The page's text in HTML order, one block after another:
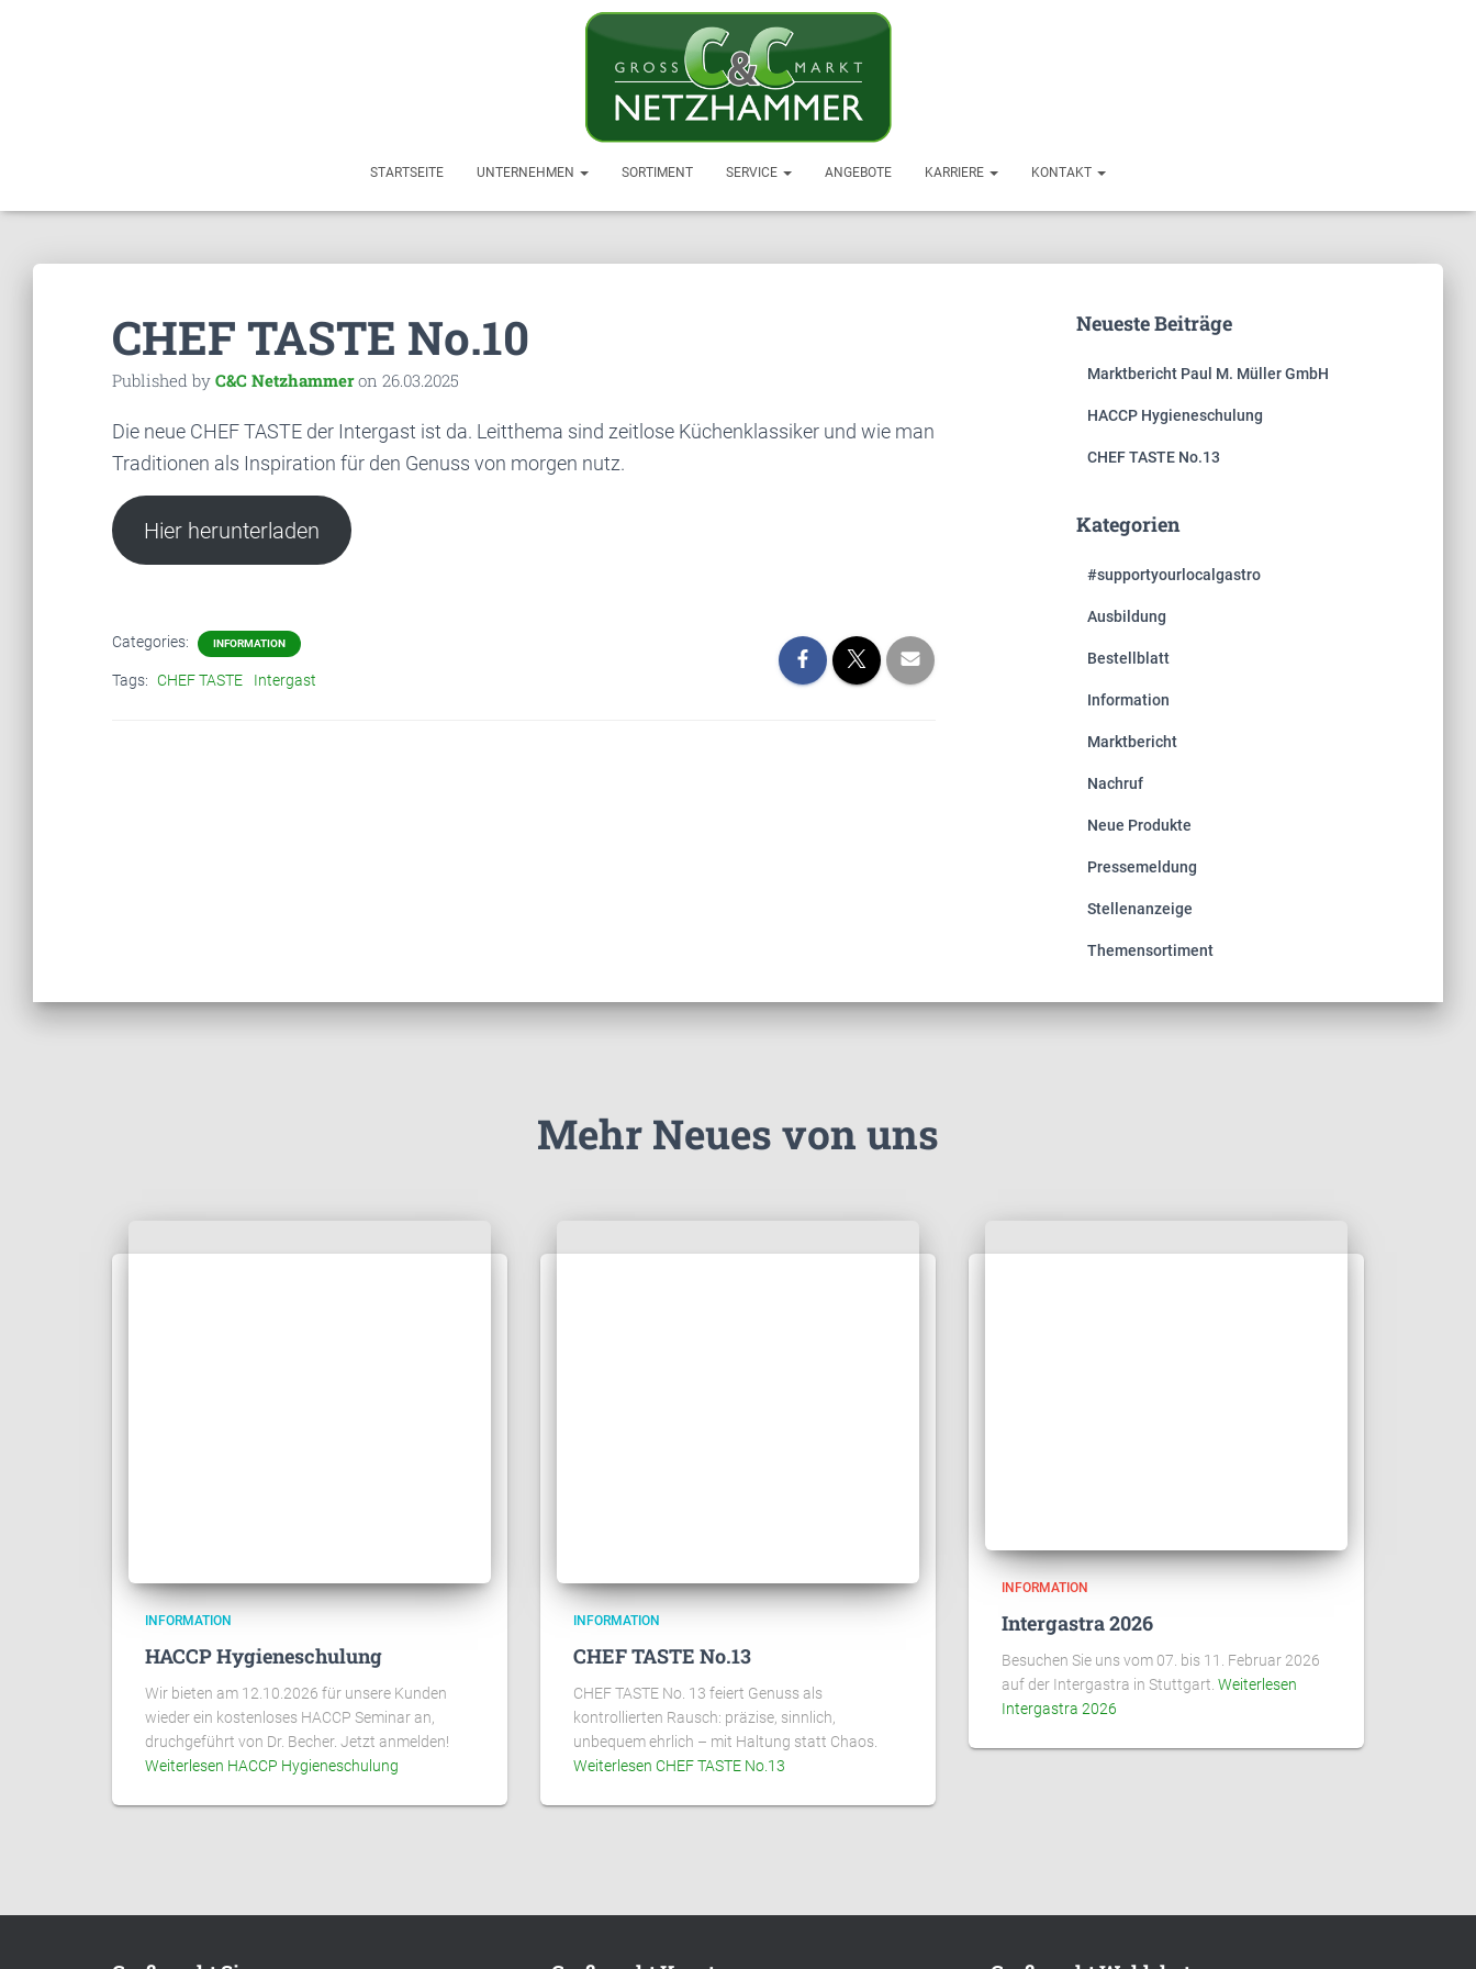
STARTSEITE UNTERNEHMEN SORTIMENT SERVICE ANGEBOTE KARRIERE KONTAKT
CHEF TASTE No.10
Published by C&C Netzhammeron 26.03.2025
Die neue CHEF TASTE der Intergast ist da. Leitthema sind zeitlose Küchenklassiker und wie man
Traditionen als Inspiration für den Genuss von morgen nutz.
Hier herunterladen
Categories: INFORMATION
Tags: CHEF TASTE Intergast
Neueste Beiträge
Marktbericht Paul M. Müller GmbH
HACCP Hygieneschulung
CHEF TASTE No.13
Kategorien
#supportyourlocalgastro
Ausbildung
Bestellblatt
Information
Marktbericht
Nachruf
Neue Produkte
Pressemeldung
Stellenanzeige
Themensortiment
Mehr Neues von uns
INFORMATION
HACCP Hygieneschulung
Wir bieten am 12.10.2026 für unsere Kunden
wieder ein kostenloses HACCP Seminar an,
druchgeführt von Dr. Becher. Jetzt anmelden!
Weiterlesen HACCP Hygieneschulung
INFORMATION
CHEF TASTE No.13
CHEF TASTE No. 13 feiert Genuss als
kontrollierten Rausch: präzise, sinnlich,
unbequem ehrlich – mit Haltung statt Chaos.
Weiterlesen CHEF TASTE No.13
INFORMATION
Intergastra 2026
Besuchen Sie uns vom 07. bis 11. Februar 2026
auf der Intergastra in Stuttgart. Weiterlesen
Intergastra 2026